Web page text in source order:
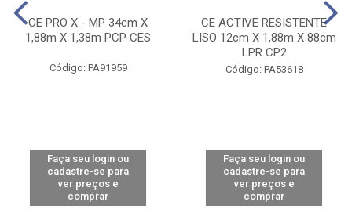
CE PRO X - MP 34cm X
1,88m X 1,38m PCP CES
Código: PA91959
Faça seu login ou
cadastre-se para
ver preços e
comprar
CE ACTIVE RESISTENTE
LISO 12cm X 1,88m X 88cm
LPR CP2
Código: PA53618
Faça seu login ou
cadastre-se para
ver preços e
comprar